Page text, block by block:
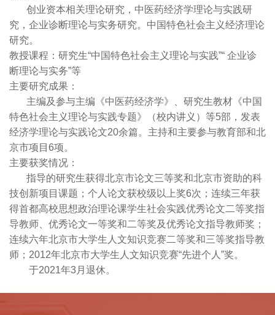
创业资本相关理论研究，中医药经济学理论与实践研
究，企业诊断理论与实务研究。中国特色社会主义经济理论
研究。
教授课程：研究生“中国特色社会主义理论与实践”“ 企业诊
断理论与实务”等
主要研究成果：
主编及参与主编《中医药经济学》、研究生教材《中国
特色社会主义理论与实践专题》（校内讲义）等5部，发表
经济学理论与实践论文20余篇。主持和主要参与教育部和北
京市项目6项。
主要获奖情况：
指导的研究生获得北京市论文三等奖和北京市资助的科
技创新项目课题；个人论文获校级以上奖6次；连续三年获
得首都高校思想政治理论课学生社会实践优秀论文二等奖指
导教师、优秀论文一等奖和二等奖及优秀论文指导教师奖；
连续六年北京市大学生人文知识竞赛二等奖和三等奖指导教
师；2012年北京市大学生人文知识竞赛“先进个人”奖。
于2021年3月退休。